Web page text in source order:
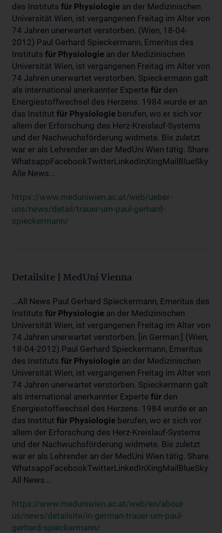
des Instituts für Physiologie an der Medizinischen
Universität Wien, ist vergangenen Freitag im Alter von
74 Jahren unerwartet verstorben. (Wien, 18-04-
2012) Paul Gerhard Spieckermann, Emeritus des
Instituts für Physiologie an der Medizinischen
Universität Wien, ist vergangenen Freitag im Alter von
74 Jahren unerwartet verstorben. Spieckermann galt
als international anerkannter Experte für den
Energiestoffwechsel des Herzens. 1984 wurde er an
das Institut für Physiologie berufen, wo er sich vor
allem der Erforschung des Herz-Kreislauf-Systems
und der Nachwuchsförderung widmete. Bis zuletzt
war er als Lehrender an der MedUni Wien tätig. Share
WhatsappFacebookTwitterLinkedInXingMailBlueSky
Alle News...
https://www.meduniwien.ac.at/web/ueber-
uns/news/detail/trauer-um-paul-gerhard-
spieckermann/
Detailsite | MedUni Vienna
...All News Paul Gerhard Spieckermann, Emeritus des
Instituts für Physiologie an der Medizinischen
Universität Wien, ist vergangenen Freitag im Alter von
74 Jahren unerwartet verstorben. [in German:] (Wien,
18-04-2012) Paul Gerhard Spieckermann, Emeritus
des Instituts für Physiologie an der Medizinischen
Universität Wien, ist vergangenen Freitag im Alter von
74 Jahren unerwartet verstorben. Spieckermann galt
als international anerkannter Experte für den
Energiestoffwechsel des Herzens. 1984 wurde er an
das Institut für Physiologie berufen, wo er sich vor
allem der Erforschung des Herz-Kreislauf-Systems
und der Nachwuchsförderung widmete. Bis zuletzt
war er als Lehrender an der MedUni Wien tätig. Share
WhatsappFacebookTwitterLinkedInXingMailBlueSky
All News...
https://www.meduniwien.ac.at/web/en/about-
us/news/detailsite/in-german-trauer-um-paul-
gerhard-spieckermann/